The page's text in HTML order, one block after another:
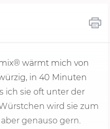
wärmt mich von
in 40 Minuten
ich sie oft unter der
wird sie zum
genauso gern.